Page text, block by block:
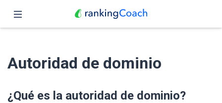
Funciones
Precio
Autoridad de dominio
¿Qué es la autoridad de dominio?